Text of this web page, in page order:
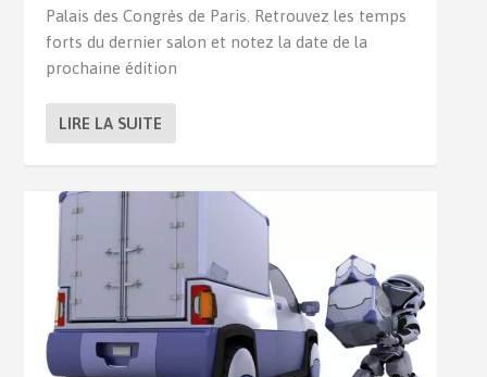
Palais des Congrès de Paris. Retrouvez les temps
forts du dernier salon et notez la date de la
prochaine édition
LIRE LA SUITE